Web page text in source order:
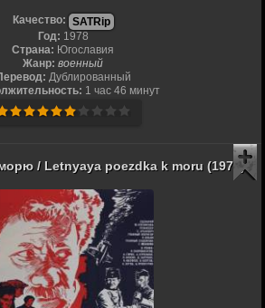
Качество: SATRip
Год: 1978
Страна: Югославия
Жанр: военный
Дублированный
1 час 46 минут
/ Letnyaya poezdka k moru (1978)